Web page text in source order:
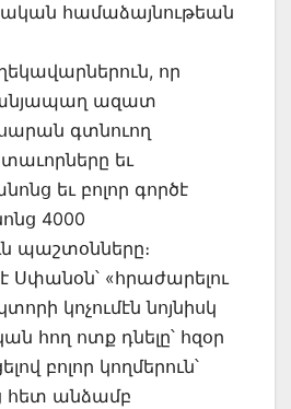
համաձայնութեան
որ
ազատ
գտնուող
եւ
եւ բոլոր գործէ
4000
պաշտօնները։
Սփանօն՝ «հրաժարելու
կոչումէն նոյնիսկ
հող ոտք դնելը՝ հզօր
բոլոր կողմերուն՝
հետ անձամբ